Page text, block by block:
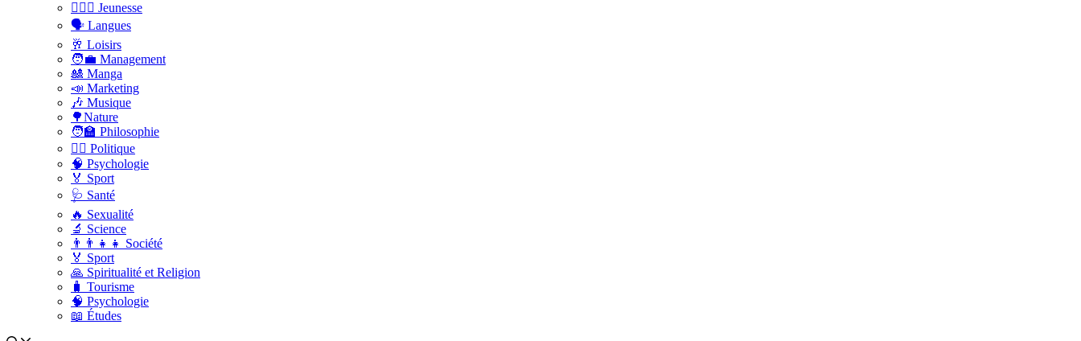
🤸🏽‍♀️ Jeunesse
🗣 Langues
🥂 Loisirs
🧑‍💼 Management
🎎 Manga
📣 Marketing
🎶 Musique
🌳Nature
🧑‍🏫 Philosophie
👨‍⚖️ Politique
🧠 Psychologie
🏅 Sport
🩺 Santé
🔥 Sexualité
🔬 Science
👨‍👨‍👧‍👧 Société
🏅 Sport
🙏 Spiritualité et Religion
🧳 Tourisme
🧠 Psychologie
📖 Études